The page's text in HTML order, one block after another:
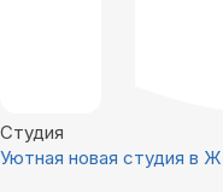
Студия
Уютная новая студия в